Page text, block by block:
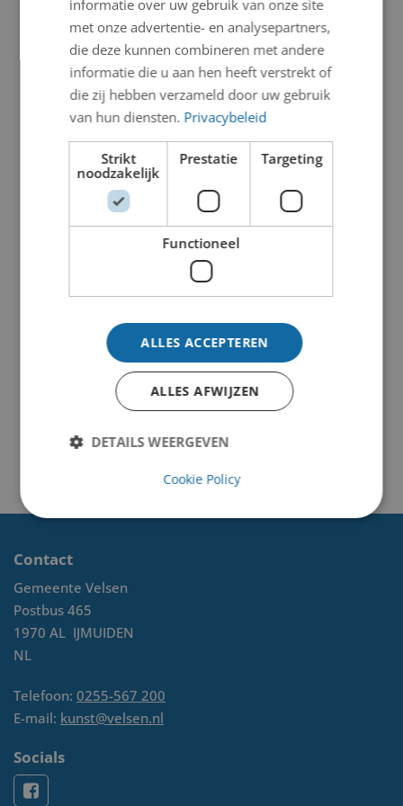
Contact
Gemeente Velsen
Postbus 465
1970 AL IJMUIDEN
NL
Telefoon: 0255-567 200
E-mail: kunst@velsen.nl
Socials
informatie over uw gebruik van onze site
met onze advertentie- en analysepartners,
die deze kunnen combineren met andere
informatie die u aan hen heeft verstrekt of
die zij hebben verzameld door uw gebruik
van hun diensten. Privacybeleid
Strikt
noodzakelijk
Prestatie Targeting
Functioneel
ALLES ACCEPTEREN
ALLES AFWIJZEN
DETAILS WEERGEVEN
Cookie Policy